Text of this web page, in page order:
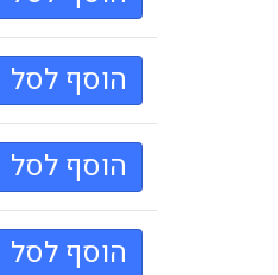
הוסף לסל
הוסף לסל
הוסף לסל